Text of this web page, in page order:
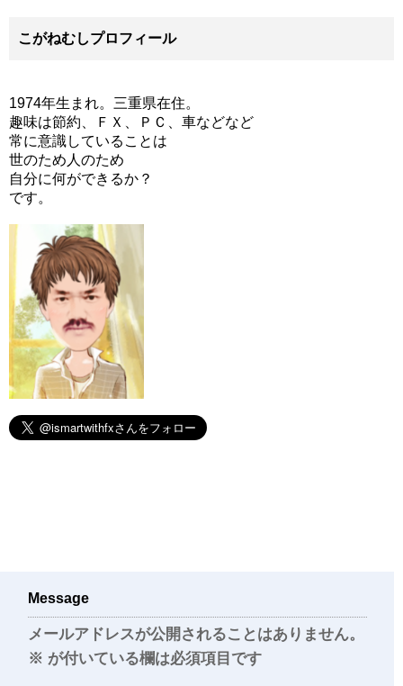
こがねむしプロフィール
1974年生まれ。三重県在住。
趣味は節約、ＦＸ、ＰＣ、車などなど
常に意識していることは
世のため人のため
自分に何ができるか？
です。
Message
メールアドレスが公開されることはありません。
※ が付いている欄は必須項目です